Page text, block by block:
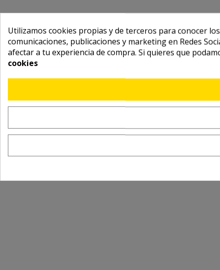
Utilizamos cookies propias y de terceros para conocer
comunicaciones, publicaciones y marketing en Redes
afectar a tu experiencia de compra. Si quieres que
cookies